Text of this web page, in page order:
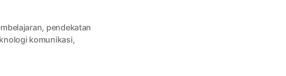
, pendekatan
komunikasi,